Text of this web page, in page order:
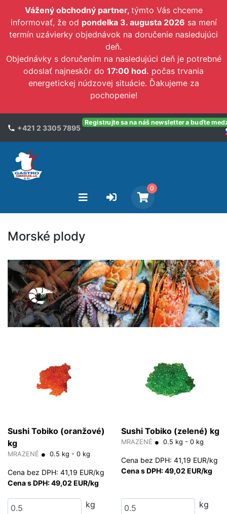
Vážený obchodný partner, týmto Vás chceme
informovať, že od pondelka 3. augusta 2026 sa mení
termín uzávierky objednávok na doručenie nasledujúci
deň.
Objednávky s doručením na nasledujúci deň je potrebné
odoslať najneskôr do 17:00 hod. počas trvania
energetickej núdzovej situácie. Ďakujeme za
pochopenie!
+421 2 3305 7895
Registrujte sa na náš newsletter a buďte
0
Morské plody
Sushi Tobiko (oranžové)
kg
MRAZENÉ 0.5 kg - 0 kg
Cena bez DPH: 41,19 EUR/kg
Cena s DPH: 49,02 EUR/kg
kg
Sushi Tobiko (zelené) kg
MRAZENÉ 0.5 kg - 0 kg
Cena bez DPH: 41,19 EUR/kg
Cena s DPH: 49,02 EUR/kg
kg